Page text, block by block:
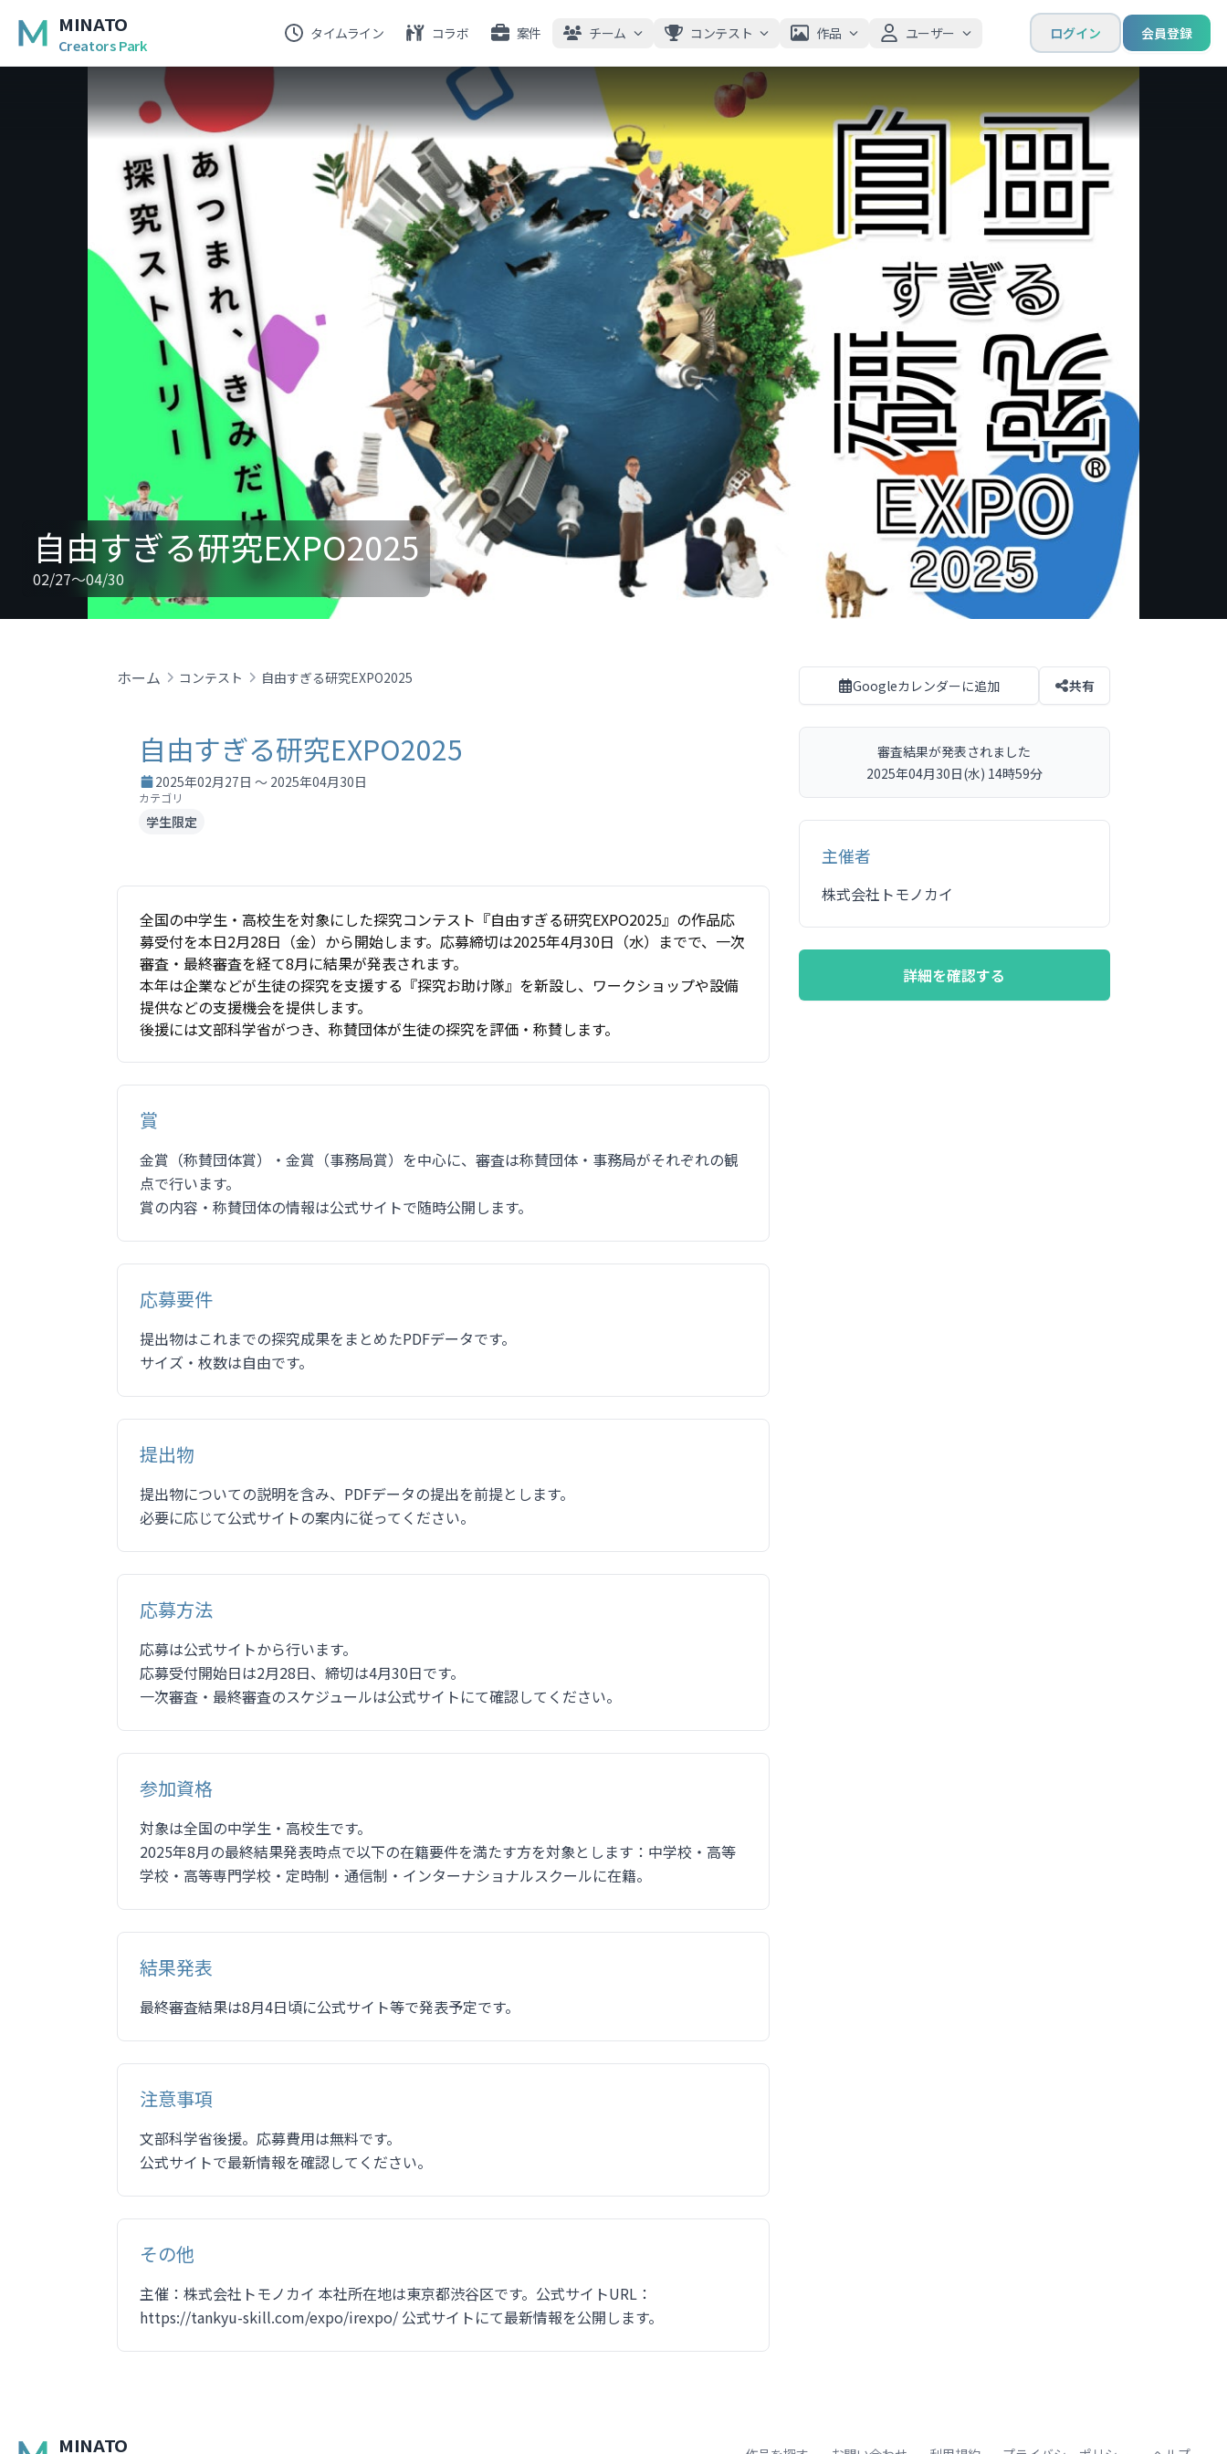
MINATO
Creators Park
ログイン 会員登録
タイムライン コラボ 案件 チーム コンテスト 作品 ユーザー
自由すぎる研究EXPO2025
02/27～04/30
ホーム コンテスト 自由すぎる研究EXPO2025
自由すぎる研究EXPO2025
2025年02月27日 ～ 2025年04月30日
カテゴリ
学生限定
全国の中学生・高校生を対象にした探究コンテスト『自由すぎる研究EXPO2025』の作品応
募受付を本日2月28日（金）から開始します。応募締切は2025年4月30日（水）までで、一次
審査・最終審査を経て8月に結果が発表されます。
本年は企業などが生徒の探究を支援する『探究お助け隊』を新設し、ワークショップや設備
提供などの支援機会を提供します。
後援には文部科学省がつき、称賛団体が生徒の探究を評価・称賛します。
賞
金賞（称賛団体賞）・金賞（事務局賞）を中心に、審査は称賛団体・事務局がそれぞれの観
点で行います。
賞の内容・称賛団体の情報は公式サイトで随時公開します。
応募要件
提出物はこれまでの探究成果をまとめたPDFデータです。
サイズ・枚数は自由です。
提出物
提出物についての説明を含み、PDFデータの提出を前提とします。
必要に応じて公式サイトの案内に従ってください。
応募方法
応募は公式サイトから行います。
応募受付開始日は2月28日、締切は4月30日です。
一次審査・最終審査のスケジュールは公式サイトにて確認してください。
参加資格
対象は全国の中学生・高校生です。
2025年8月の最終結果発表時点で以下の在籍要件を満たす方を対象とします：中学校・高等
学校・高等専門学校・定時制・通信制・インターナショナルスクールに在籍。
結果発表
最終審査結果は8月4日頃に公式サイト等で発表予定です。
注意事項
文部科学省後援。応募費用は無料です。
公式サイトで最新情報を確認してください。
その他
主催：株式会社トモノカイ 本社所在地は東京都渋谷区です。公式サイトURL：
https://tankyu-skill.com/expo/irexpo/ 公式サイトにて最新情報を公開します。
Googleカレンダーに追加 共有
審査結果が発表されました
2025年04月30日(水) 14時59分
主催者
株式会社トモノカイ
詳細を確認する
MINATO